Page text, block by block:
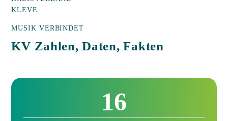
MUSIK VERBINDET
KV Zahlen, Daten, Fakten
16